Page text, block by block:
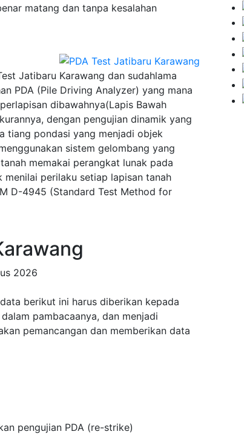
matang dan tanpa kesalahan
Jatibaru Karawang dan sudahlama
PDA (Pile Driving Analyzer) yang mana
dibawahnya(Lapis Bawah
dengan pengujian dinamik yang
tiang pondasi yang menjadi objek
sistem gelombang yang
memakai perangkat lunak pada
perilaku setiap lapisan tanah
D-4945 (Standard Test Method for
2026
berikut ini harus diberikan kepada
pambacaanya, dan menjadi
pemancangan dan memberikan data
pengujian PDA (re-strike)